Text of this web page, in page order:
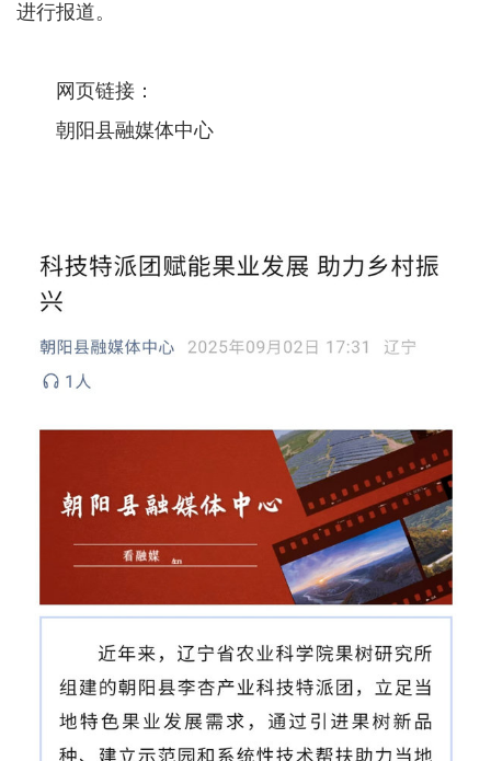
进行报道。
网页链接：
朝阳县融媒体中心